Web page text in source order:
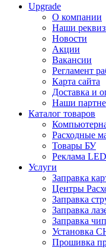
Upgrade
О компании
Наши
Новости
Акции
Вакансии
Регламент
Карта сайта
Доставка и
Наши
Каталог товаров
Расходные
Товары БУ
Реклама LED
Услуги
Заправка
Центры
Заправка
Заправка
Заправка
Установка
Прошивка